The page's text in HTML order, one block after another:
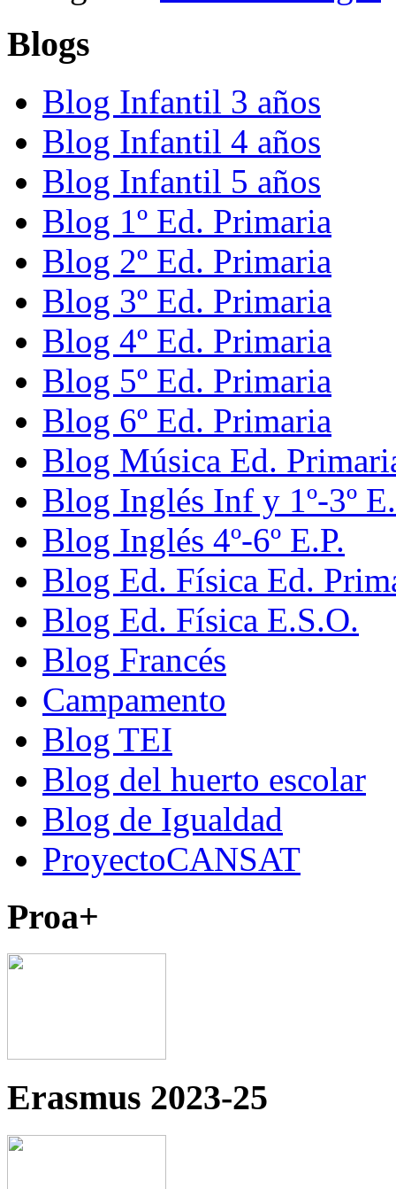
Blogs
Blog Infantil 3 años
Blog Infantil 4 años
Blog Infantil 5 años
Blog 1º Ed. Primaria
Blog 2º Ed. Primaria
Blog 3º Ed. Primaria
Blog 4º Ed. Primaria
Blog 5º Ed. Primaria
Blog 6º Ed. Primaria
Blog Música Ed.
Blog Inglés Inf y 1º-3º
Blog Inglés 4º-6º E.P.
Blog Ed. Física Ed.
Blog Ed. Física E.S.O.
Blog Francés
Campamento
Blog TEI
Blog del huerto escolar
Blog de Igualdad
ProyectoCANSAT
Proa+
Erasmus 2023-25